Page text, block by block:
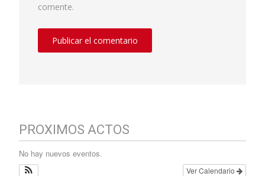
comente.
PROXIMOS ACTOS
No hay nuevos eventos.
Ver Calendario